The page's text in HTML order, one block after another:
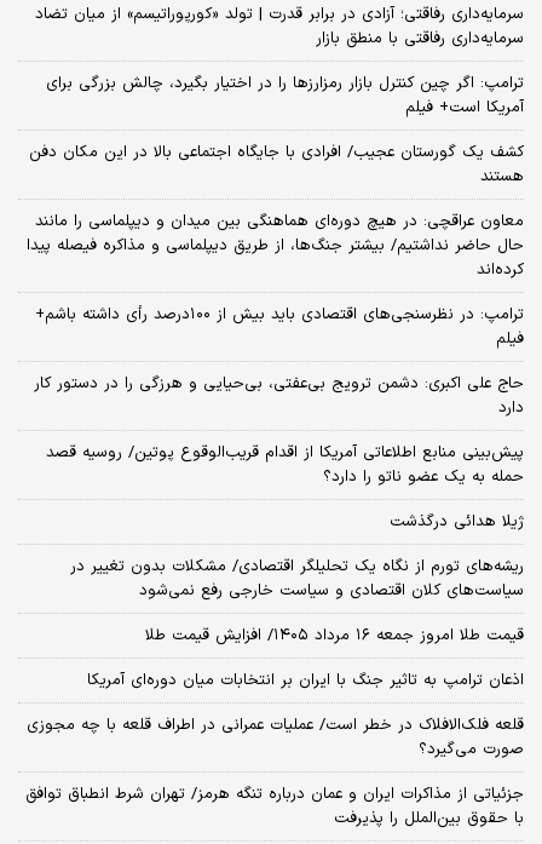
سرمایه‌داری رفاقتی؛ آزادی در برابر قدرت | تولد «کورپوراتیسم» از میان تضاد
سرمایه‌داری رفاقتی با منطق بازار
ترامپ: اگر چین کنترل بازار رمزارزها را در اختیار بگیرد، چالش بزرگی برای
آمریکا است+ فیلم
کشف یک گورستان عجیب/ افرادی با جایگاه اجتماعی بالا در این مکان دفن
هستند
معاون عراقچی: در هیچ دوره‌ای هماهنگی بین میدان و دیپلماسی را مانند
حال حاضر نداشتیم/ بیشتر جنگ‌ها، از طریق دیپلماسی و مذاکره فیصله پیدا
کرده‌اند
ترامپ: در نظرسنجی‌های اقتصادی باید بیش از ۱۰۰درصد رأی داشته باشم+
فیلم
حاج علی اکبری: دشمن ترویج بی‌عفتی، بی‌حیایی و هرزگی را در دستور کار
دارد
پیش‌بینی منابع اطلاعاتی آمریکا از اقدام قریب‌الوقوع پوتین/ روسیه قصد
حمله به یک عضو ناتو را دارد؟
ژیلا هدائی درگذشت
ریشه‌های تورم از نگاه یک تحلیلگر اقتصادی/ مشکلات بدون تغییر در
سیاست‌های کلان اقتصادی و سیاست خارجی رفع نمی‌شود
قیمت طلا امروز جمعه ۱۶ مرداد ۱۴۰۵/ افزایش قیمت طلا
اذعان ترامپ به تاثیر جنگ با ایران بر انتخابات میان دوره‌ای آمریکا
قلعه فلک‌الافلاک در خطر است/ عملیات عمرانی در اطراف قلعه با چه مجوزی
صورت می‌گیرد؟
جزئیاتی از مذاکرات ایران و عمان درباره تنگه هرمز/ تهران شرط انطباق توافق
با حقوق بین‌الملل را پذیرفت